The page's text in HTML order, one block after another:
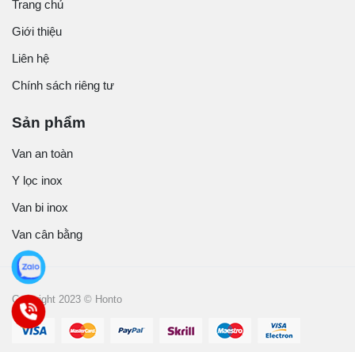
Trang chủ
Giới thiệu
Liên hệ
Chính sách riêng tư
Sản phẩm
Van an toàn
Y lọc inox
Van bi inox
Van cân bằng
Copyright 2023 © Honto